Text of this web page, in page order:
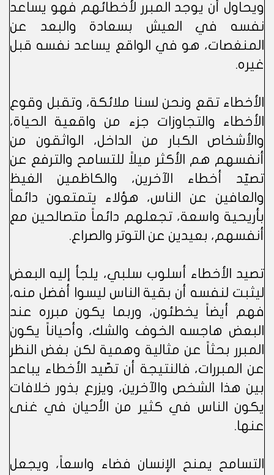
ويحاول أن يوجد المبرر لأخطائهم فهو يساعد
نفسه في العيش بسعادة والبعد عن
المنغصات، هو في الواقع يساعد نفسه قبل
غيره.
الأخطاء تقع ونحن لسنا ملائكة، وتقبل وقوع
الأخطاء والتجاوزات جزء من واقعية الحياة،
والأشخاص الكبار من الداخل، الواثقون من
أنفسهم هم الأكثر ميلاً للتسامح والترفع عن
تصيّد أخطاء الآخرين، والكاظمين الغيظ
والعافين عن الناس، هؤلاء يتمتعون دائماً
بأريحية واسعة، تجعلهم دائماً متصالحين مع
أنفسهم، بعيدين عن التوتر والصراع.
تصيد الأخطاء أسلوب سلبي، يلجأ إليه البعض
ليثبت لنفسه أن بقية الناس ليسوا أفضل منه،
فهم أيضاً يخطئون، وربما يكون مبرره عند
البعض هاجسه الخوف والشك، وأحياناً يكون
المبرر بحثاً عن مثالية وهمية لكن بغض النظر
عن المبررات، فالنتيجة أن تصّيد الأخطاء يباعد
بين هذا الشخص والآخرين، ويزرع بذور خلافات
يكون الناس في كثير من الأحيان في غنى
عنها.
التسامح يمنح الإنسان فضاء واسعاً، ويجعل